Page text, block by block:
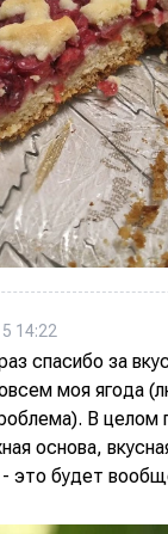
14:22
спасибо за
моя ягода
В целом
основа,
это будет